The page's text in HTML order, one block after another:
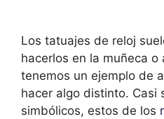
Los tatuajes de reloj
hacerlos en la muñeca
tenemos un ejemplo de
hacer algo distinto. Casi
simbólicos, estos de los